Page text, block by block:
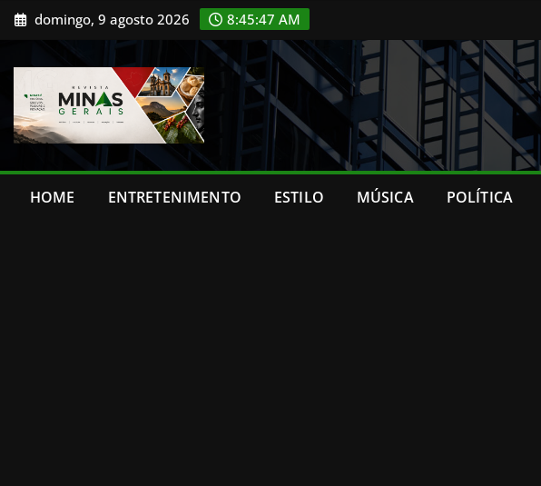
Skip domingo, 9 agosto 2026 8:45:48 AM
HOME ENTRETENIMENTO ESTILO MÚSICA POLÍTICA